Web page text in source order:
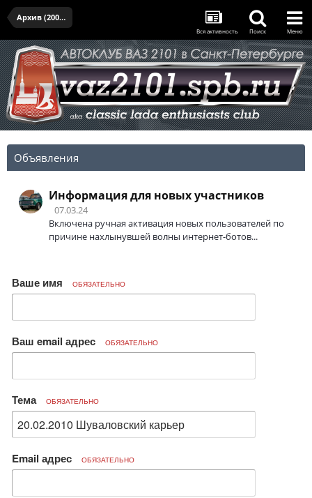
Архив (2005-2017)
Вся активность Поиск Меню
Объявления
Информация для новых участников
07.03.24
Включена ручная активация новых пользователей по
причине нахлынувшей волны интернет-ботов...
Ваше имя ОБЯЗАТЕЛЬНО
Ваш email адрес ОБЯЗАТЕЛЬНО
Тема ОБЯЗАТЕЛЬНО
Email адрес ОБЯЗАТЕЛЬНО